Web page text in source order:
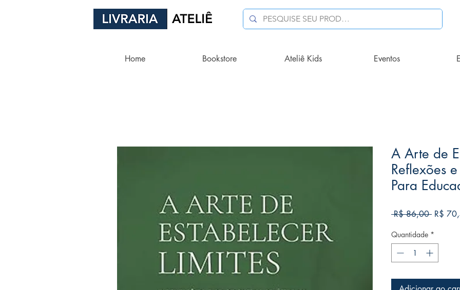
Home Bookstore Ateliê Kids Eventos
A Arte de
Reflexões
Para
R$ 86,00 Preço
R$
Quantidade *